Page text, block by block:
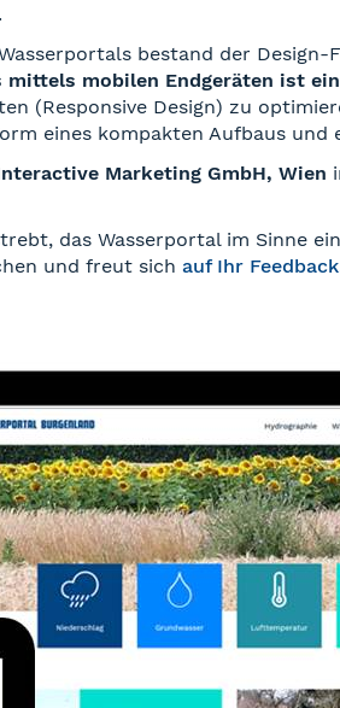
bestand der
mobilen Endgeräten ist
(Responsive Design) zu
eines kompakten Aufbaus
Marketing GmbH, Wien
das Wasserportal im Sinne
und freut sich auf Ihr Feedback